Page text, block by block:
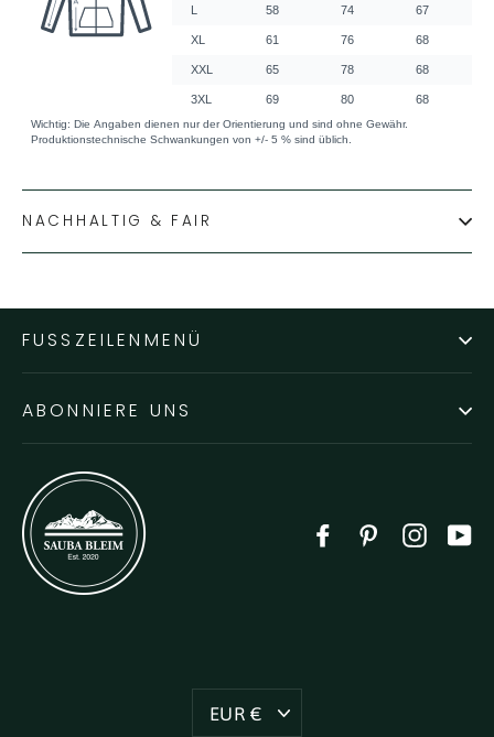
NACHHALTIG & FAIR
FUSSZEILENMENÜ
ABONNIERE UNS
FacebookPinterest
Währung
EUR €